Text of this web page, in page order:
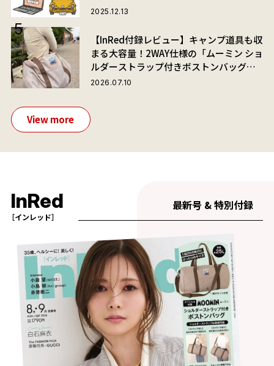
2025.12.13
【InRed付録レビュー】キャンプ道具も収
まる大容量！2WAY仕様の「ムーミン ショ
ルダーストラップ付きボストンバッグ」
が夏旅におすすめな理由
2026.07.10
View more
InRed
［インレッド］
最新号 & 特別付録